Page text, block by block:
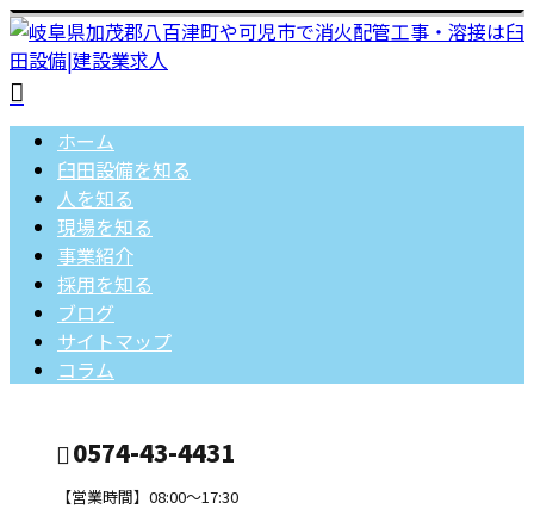
ホーム
臼田設備を知る
人を知る
現場を知る
事業紹介
採用を知る
ブログ
サイトマップ
コラム
0574-43-4431
【営業時間】08:00～17:30